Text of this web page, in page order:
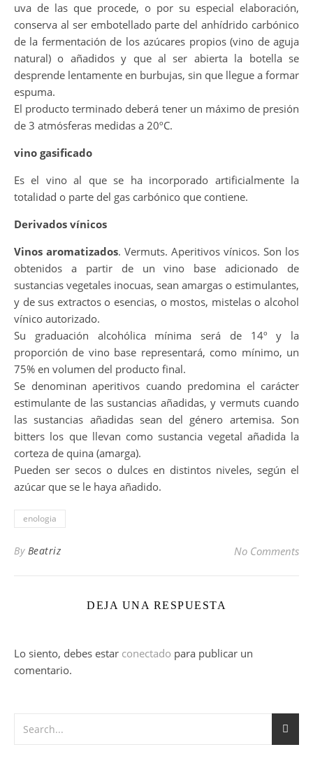
uva de las que procede, o por su especial elaboración,
conserva al ser embotellado parte del anhídrido carbónico
de la fermentación de los azúcares propios (vino de aguja
natural) o añadidos y que al ser abierta la botella se
desprende lentamente en burbujas, sin que llegue a formar
espuma.
El producto terminado deberá tener un máximo de presión
de 3 atmósferas medidas a 20ºC.
vino gasificado
Es el vino al que se ha incorporado artificialmente la
totalidad o parte del gas carbónico que contiene.
Derivados vínicos
Vinos aromatizados. Vermuts. Aperitivos vínicos. Son los
obtenidos a partir de un vino base adicionado de
sustancias vegetales inocuas, sean amargas o estimulantes,
y de sus extractos o esencias, o mostos, mistelas o alcohol
vínico autorizado.
Su graduación alcohólica mínima será de 14º y la
proporción de vino base representará, como mínimo, un
75% en volumen del producto final.
Se denominan aperitivos cuando predomina el carácter
estimulante de las sustancias añadidas, y vermuts cuando
las sustancias añadidas sean del género artemisa. Son
bitters los que llevan como sustancia vegetal añadida la
corteza de quina (amarga).
Pueden ser secos o dulces en distintos niveles, según el
azúcar que se le haya añadido.
enologia
By Beatriz No Comments
DEJA UNA RESPUESTA
Lo siento, debes estar conectado para publicar un
comentario.